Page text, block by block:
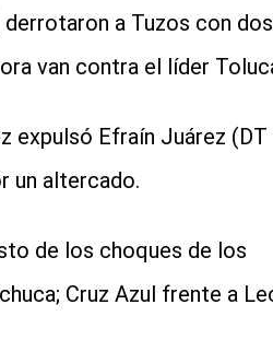
derrotaron a Tuzos con dos
van contra el líder
expulsó Efraín Juárez (DT
un altercado.
de los choques de los
Cruz Azul frente a